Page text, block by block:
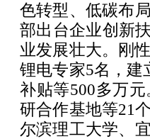
色转型、低碳布
部出台企业创新
业发展壮大。刚
锂电专家5名，建
补贴等500多万
研合作基地等21
尔滨理工大学、